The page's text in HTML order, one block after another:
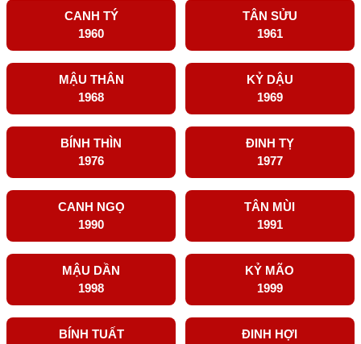
CANH TÝ
1960
TÂN SỬU
1961
MẬU THÂN
1968
KỶ DẬU
1969
BÍNH THÌN
1976
ĐINH TỴ
1977
CANH NGỌ
1990
TÂN MÙI
1991
MẬU DẦN
1998
KỶ MÃO
1999
BÍNH TUẤT
ĐINH HỢI